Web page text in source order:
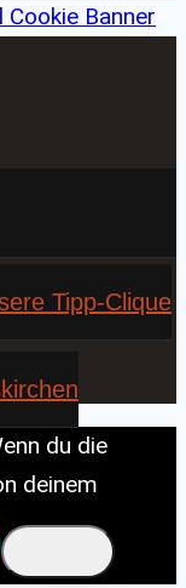
Banner
Tipp-Clique
du die
deinem